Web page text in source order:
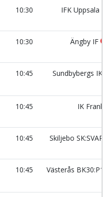
10:30 IFK Uppsala
10:30 Ängby IF
10:45 Sundbybergs
10:45 IK Franke
10:45 Skiljebo SK:SVART
10:45 Västerås BK30:P14